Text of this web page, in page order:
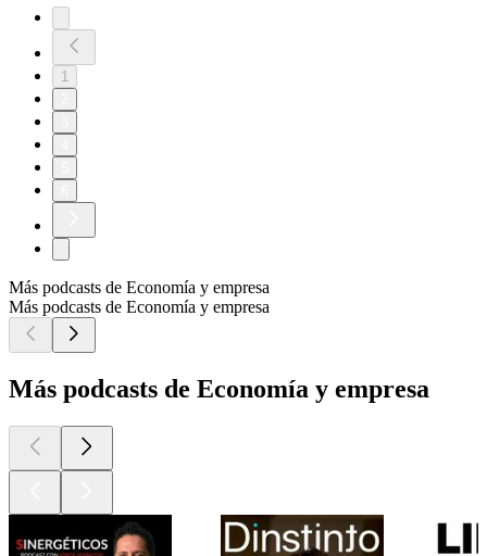
1
Más podcasts de Economía y empresa
Más podcasts de Economía y empresa
Más podcasts de Economía y empresa